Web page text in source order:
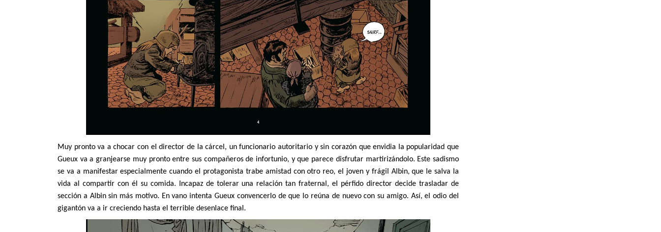
Muy pronto va a chocar con el director de la cárcel, un funcionario autoritario y sin corazón que envidia la popularidad que
Gueux va a granjearse muy pronto entre sus compañeros de infortunio, y que parece disfrutar martirizándolo. Este sadismo
se va a manifestar especialmente cuando el protagonista trabe amistad con otro reo, el joven y frágil Albin, que le salva la
vida al compartir con él su comida. Incapaz de tolerar una relación tan fraternal, el pérfido director decide trasladar de
sección a Albin sin más motivo. En vano intenta Gueux convencerlo de que lo reúna de nuevo con su amigo. Así, el odio del
gigantón va a ir creciendo hasta el terrible desenlace final.